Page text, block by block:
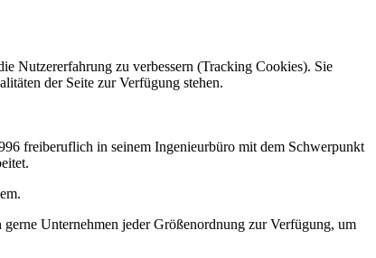
freiberuflich in seinem Ingenieurbüro mit dem Schwerpunkt
Unternehmen jeder Größenordnung zur Verfügung, um
Nutzererfahrung zu verbessern (Tracking Cookies). Sie
der Seite zur Verfügung stehen.